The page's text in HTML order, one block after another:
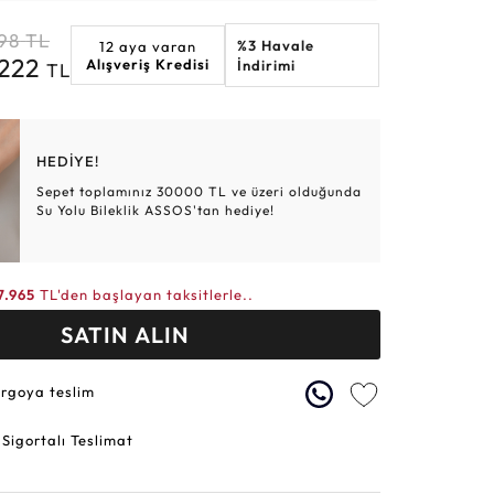
Elmas Bilezikler
Altın Tesbihler
Altın Hasır Setler
Violet Burç
TL
TL
12 aya varan
Alışveriş Kredisi
%3 Havale
İndirimi
HEDİYE!
Sepet toplamınız 30000 TL ve üzeri olduğunda
Su Yolu Bileklik ASSOS'tan hediye!
TL'den başlayan taksitlerle..
SATIN ALIN
teslim
Teslimat